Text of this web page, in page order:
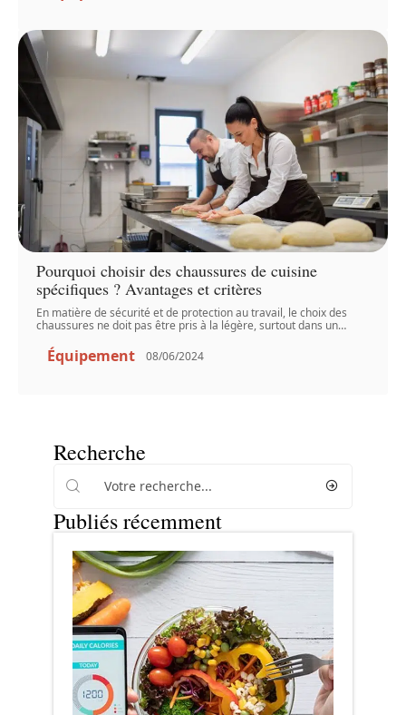
Pourquoi choisir des chaussures de cuisine
spécifiques ? Avantages et critères
En matière de sécurité et de protection au travail, le choix des
chaussures ne doit pas être pris à la légère, surtout dans un…
Équipement 08/06/2024
Recherche
Publiés récemment